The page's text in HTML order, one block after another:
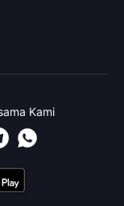
Kami